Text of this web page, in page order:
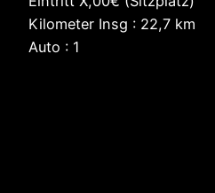
Kilometer Insg : 22,7 km
Auto : 1